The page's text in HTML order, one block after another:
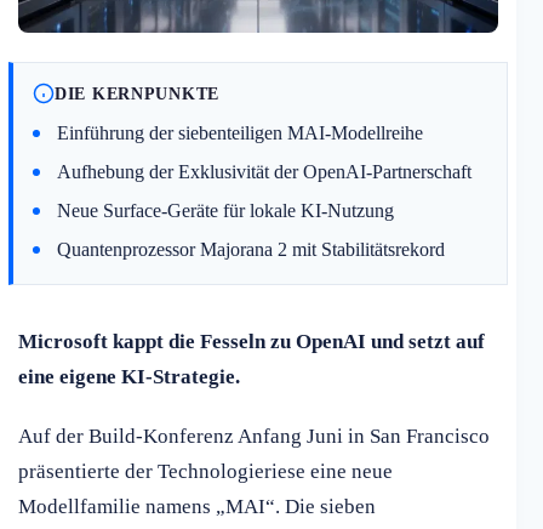
DIE KERNPUNKTE
Einführung der siebenteiligen MAI-Modellreihe
Aufhebung der Exklusivität der OpenAI-Partnerschaft
Neue Surface-Geräte für lokale KI-Nutzung
Quantenprozessor Majorana 2 mit Stabilitätsrekord
Microsoft kappt die Fesseln zu OpenAI und setzt auf
eine eigene KI-Strategie.
Auf der Build-Konferenz Anfang Juni in San Francisco
präsentierte der Technologieriese eine neue
Modellfamilie namens „MAI“. Die sieben